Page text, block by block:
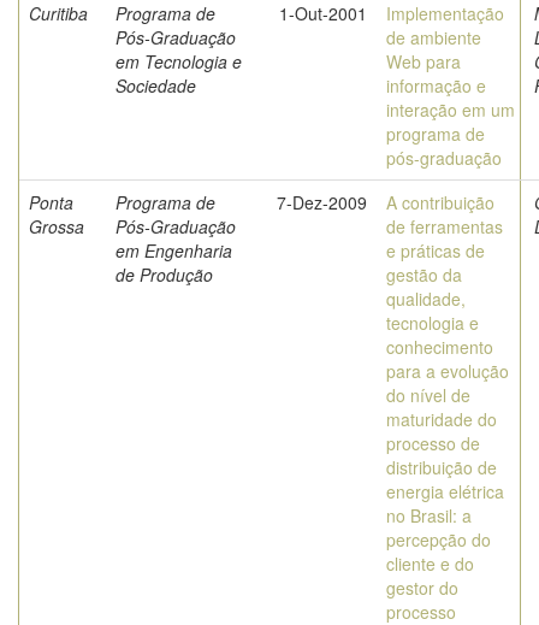
Curitiba
Programa de
Pós-Graduação
em Tecnologia e
Sociedade
1-Out-2001
Implementação
de ambiente
Web para
informação e
interação em um
programa de
pós-graduação
Ponta
Grossa
Programa de
Pós-Graduação
em Engenharia
de Produção
7-Dez-2009
A contribuição
de ferramentas
e práticas de
gestão da
qualidade,
tecnologia e
conhecimento
para a evolução
do nível de
maturidade do
processo de
distribuição de
energia elétrica
no Brasil: a
percepção do
cliente e do
gestor do
processo